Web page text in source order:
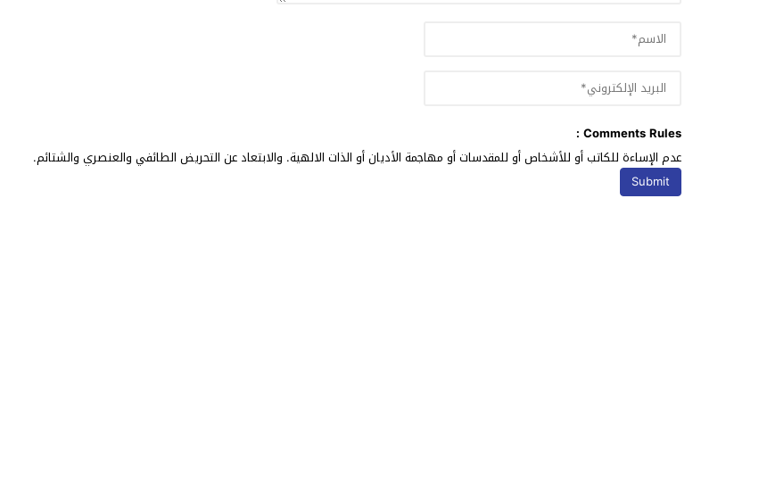
Comments Rules :
عدم الإساءة للكاتب أو للأشخاص أو للمقدسات أو مهاجمة الأديان أو الذات الالهية. والابتعاد عن التحريض الطائفي والعنصري والشتائم.